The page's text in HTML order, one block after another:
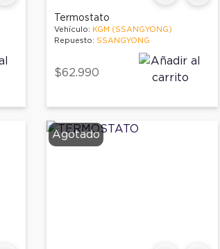
Termostato
Vehículo: KGM (SSANGYONG)
Repuesto: SSANGYONG
$62.990
Agotado